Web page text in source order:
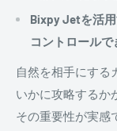
Bixpy Jetを活
コントロールで
自然を相手にする
いかに攻略するか
その重要性が実感